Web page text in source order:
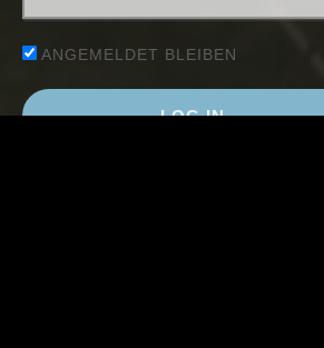
ANGEMELDET BLEIBEN